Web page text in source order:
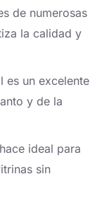
de numerosas
la calidad y
es un excelente
y de la
ideal para
sin